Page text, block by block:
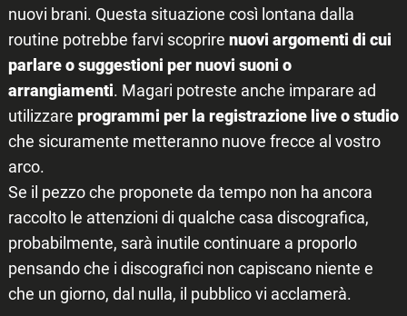
nuovi brani. Questa situazione così lontana dalla
routine potrebbe farvi scoprire nuovi argomenti di cui
parlare o suggestioni per nuovi suoni o
arrangiamenti. Magari potreste anche imparare ad
utilizzare programmi per la registrazione live o studio
che sicuramente metteranno nuove frecce al vostro
arco.
Se il pezzo che proponete da tempo non ha ancora
raccolto le attenzioni di qualche casa discografica,
probabilmente, sarà inutile continuare a proporlo
pensando che i discografici non capiscano niente e
che un giorno, dal nulla, il pubblico vi acclamerà.